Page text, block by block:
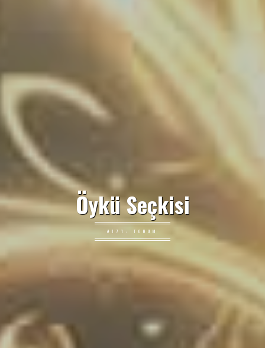
Öykü Seçkisi
#171: TOHUM